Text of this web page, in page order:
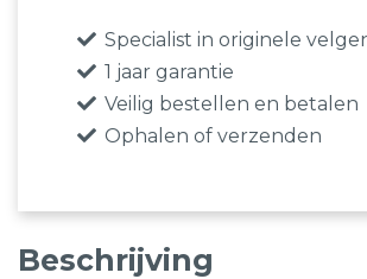
Specialist in originele
1 jaar garantie
Veilig bestellen en betalen
Ophalen of verzenden
Beschrijving